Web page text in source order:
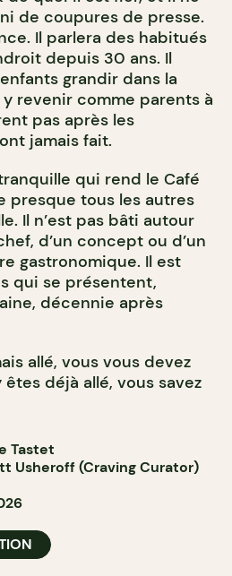
de coupures de presse.
Il parlera des habitués
depuis 30 ans. Il
grandir dans la
y revenir comme parents à
pas après les
jamais fait.
qui rend le Café
presque tous les autres
Il n’est pas bâti autour
d’un concept ou d’un
gastronomique. Il est
qui se présentent,
décennie après
allé, vous vous devez
déjà allé, vous savez
Tastet
Usheroff (Craving Curator)